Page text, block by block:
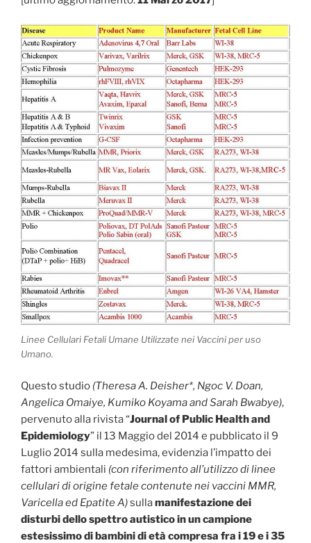
Linee Cellulari Fetali Umane Utilizzate nei Vaccini per uso
Umano.
Questo studio (Theresa A. Deisher*, Ngoc V. Doan,
Angelica Omaiye, Kumiko Koyama and Sarah Bwabye),
pervenuto alla rivista “Journal of Public Health and
Epidemiology” il 13 Maggio del 2014 e pubblicato il 9
Luglio 2014 sulla medesima, evidenzia l’impatto dei
fattori ambientali (con riferimento all’utilizzo di linee
cellulari di origine fetale contenute nei vaccini MMR,
Varicella ed Epatite A)sullamanifestazione dei
disturbi dello spettro autisticoin un campione
estesissimo di bambini di età compresa fra i 19 e i 35